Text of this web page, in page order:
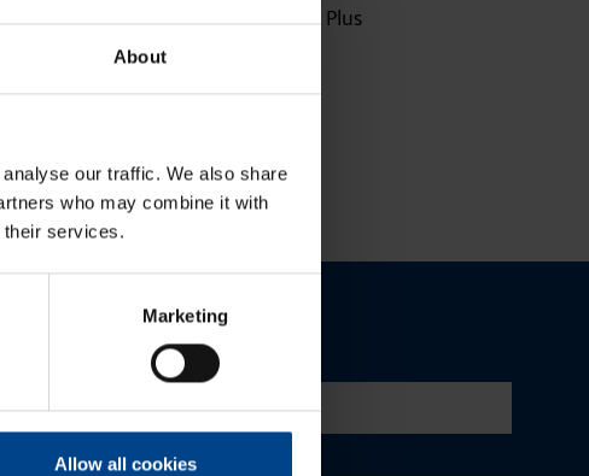
About
our traffic. We also share
who may combine it with
their services.
Marketing
Allow all cookies
Uuden sukupolven domovea Plus
korvaa domovea V1:n